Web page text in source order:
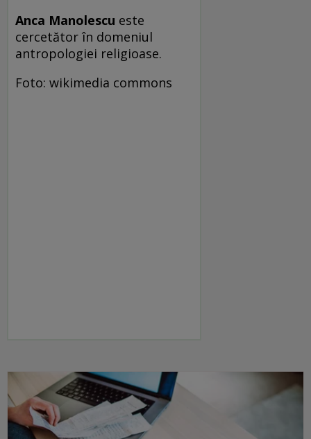
Anca Manolescu este
cercetător în domeniul
antropologiei religioase.
Foto: wikimedia commons